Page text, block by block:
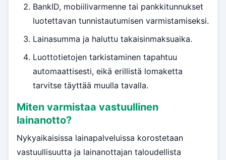
BankID, mobiilivarmenne tai pankkitunnukset
luotettavan tunnistautumisen varmistamiseksi.
Lainasumma ja haluttu takaisinmaksuaika.
Luottotietojen tarkistaminen tapahtuu
automaattisesti, eikä erillistä lomaketta
tarvitse täyttää muulla tavalla.
Miten varmistaa vastuullinen
lainanotto?
Nykyaikaisissa lainapalveluissa korostetaan
vastuullisuutta ja lainanottajan taloudellista